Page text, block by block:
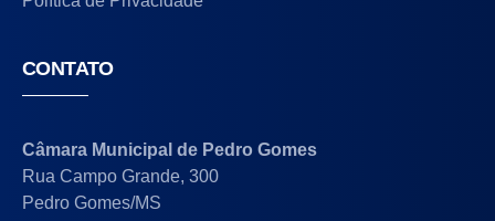
CONTATO
Câmara Municipal de Pedro Gomes
Rua Campo Grande, 300
Pedro Gomes/MS